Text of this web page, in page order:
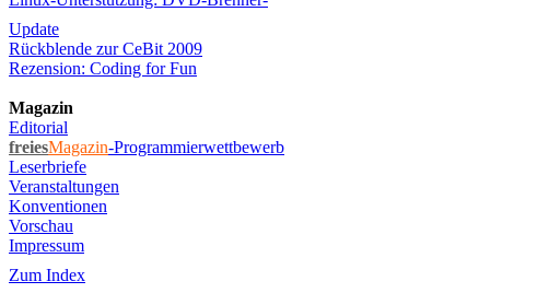
Update
Rückblende zur CeBit 2009
Rezension: Coding for Fun
Magazin
Editorial
freiesMagazin-Programmierwettbewerb
Leserbriefe
Veranstaltungen
Konventionen
Vorschau
Impressum
Zum Index